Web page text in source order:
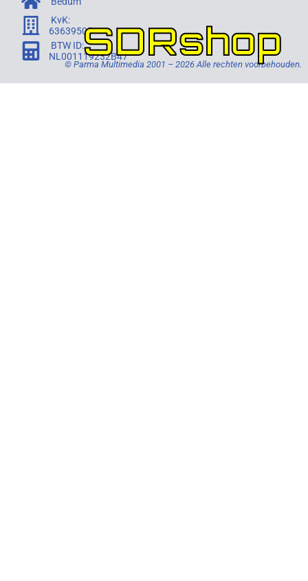
KvK:
63639505
BTW ID:
NL001119232B47
© Parma Multimedia 2001 – 2026 Alle rechten voorbehouden.
SDRshop